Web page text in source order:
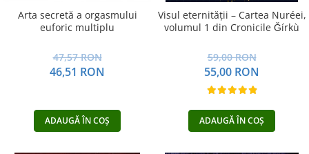
Arta secretă a orgasmului
euforic multiplu
47,57 RON
46,51 RON
ADAUGĂ ÎN COȘ
Visul eternității – Cartea Nuréei,
volumul 1 din Cronicile Ǧírkù
59,00 RON
55,00 RON
ADAUGĂ ÎN COȘ